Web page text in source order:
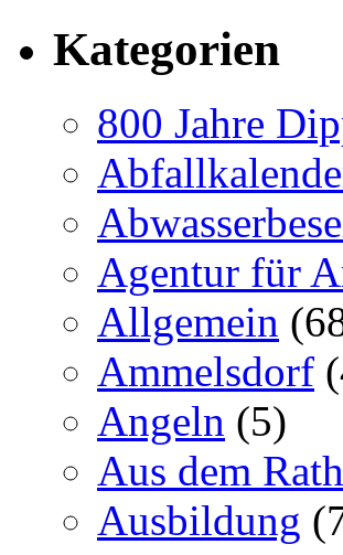
Kategorien
800 Jahre
Agentur für
Allgemein
Ammelsdorf
Angeln (5)
Aus dem
Ausbildung